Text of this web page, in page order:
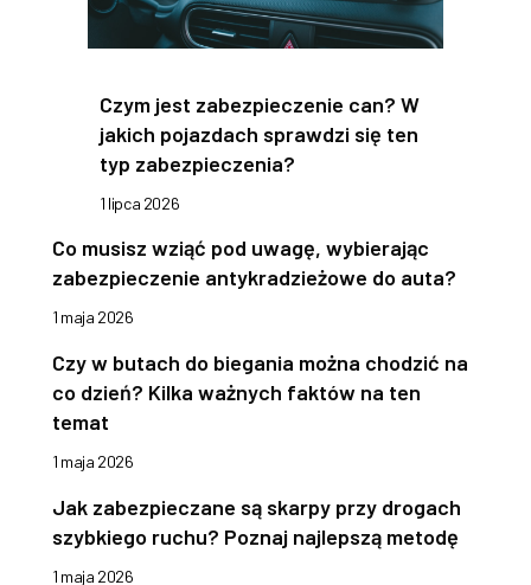
Czym jest zabezpieczenie can? W
jakich pojazdach sprawdzi się ten
typ zabezpieczenia?
1 lipca 2026
Co musisz wziąć pod uwagę, wybierając
zabezpieczenie antykradzieżowe do auta?
1 maja 2026
Czy w butach do biegania można chodzić na
co dzień? Kilka ważnych faktów na ten
temat
1 maja 2026
Jak zabezpieczane są skarpy przy drogach
szybkiego ruchu? Poznaj najlepszą metodę
1 maja 2026